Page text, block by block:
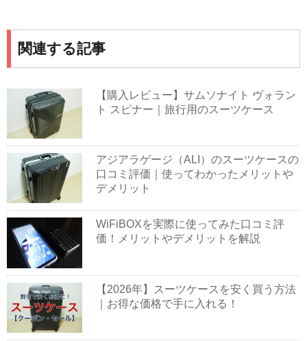
関連する記事
【購入レビュー】サムソナイト ヴォラン
ト スピナー｜旅行用のスーツケース
アジアラゲージ（ALI）のスーツケースの
口コミ評価｜使ってわかったメリットや
デメリット
WiFiBOXを実際に使ってみた口コミ評
価！メリットやデメリットを解説
【2026年】スーツケースを安く買う方法
｜お得な価格で手に入れる！